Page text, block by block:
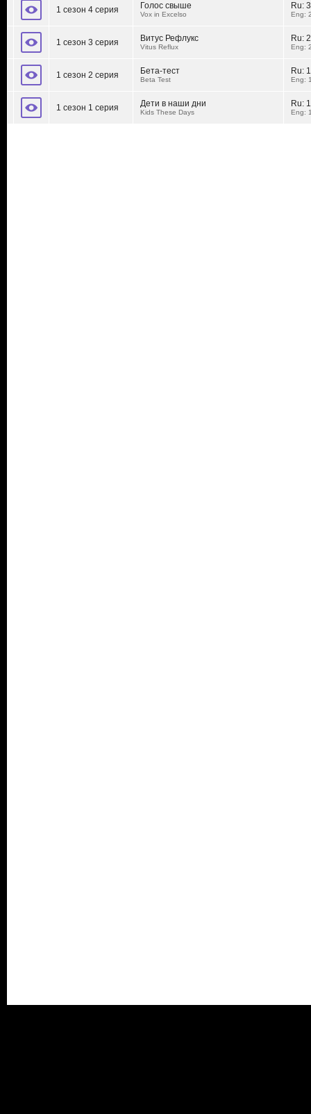
1 сезон 4 серия Голос свыше
Vox in Excelso
Ru:
Eng:
1 сезон 3 серия Витус Рефлукс
Vitus Reflux
Ru:
Eng:
1 сезон 2 серия Бета-тест
Beta Test
Ru:
Eng:
1 сезон 1 серия Дети в наши дни
Kids These Days
Ru:
Eng: